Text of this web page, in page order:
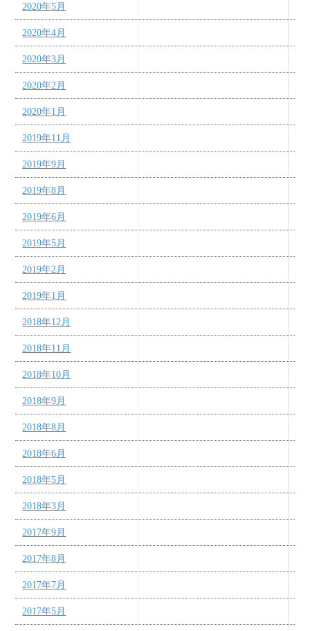
2020年5月
2020年4月
2020年3月
2020年2月
2020年1月
2019年11月
2019年9月
2019年8月
2019年6月
2019年5月
2019年2月
2019年1月
2018年12月
2018年11月
2018年10月
2018年9月
2018年8月
2018年6月
2018年5月
2018年3月
2017年9月
2017年8月
2017年7月
2017年5月